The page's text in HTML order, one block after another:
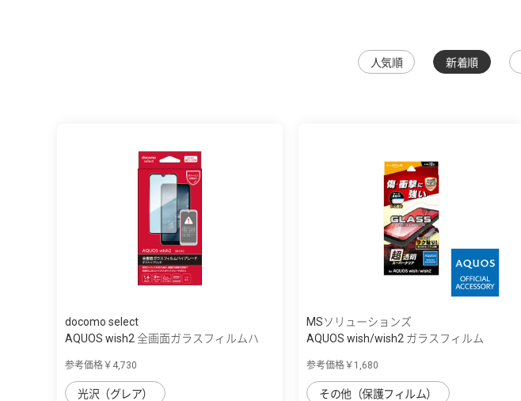
人気順 新着順
docomo select
AQUOS wish2 全画面ガラスフィルムハ
参考価格￥4,730
光沢（グレア）
MSソリューションズ
AQUOS wish/wish2 ガラスフィルム
参考価格￥1,680
その他（保護フィルム）